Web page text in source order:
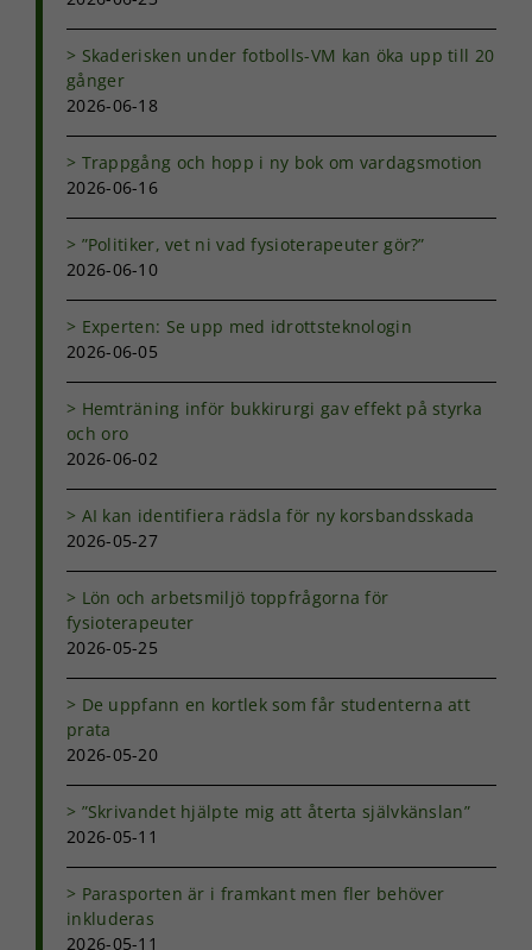
Skaderisken under fotbolls-VM kan öka upp till 20
gånger
2026-06-18
Trappgång och hopp i ny bok om vardagsmotion
2026-06-16
”Politiker, vet ni vad fysioterapeuter gör?”
2026-06-10
Experten: Se upp med idrottsteknologin
2026-06-05
Hemträning inför bukkirurgi gav effekt på styrka
och oro
2026-06-02
AI kan identifiera rädsla för ny korsbandsskada
2026-05-27
Lön och arbetsmiljö toppfrågorna för
fysioterapeuter
2026-05-25
De uppfann en kortlek som får studenterna att
prata
2026-05-20
”Skrivandet hjälpte mig att återta självkänslan”
2026-05-11
Parasporten är i framkant men fler behöver
inkluderas
2026-05-11
hur
hemsidan
Upplevelse
bra som
ditt besök.
Om du nekar
kommer viss
funktionalitet
med dig av dina
chansen att få se
personligt